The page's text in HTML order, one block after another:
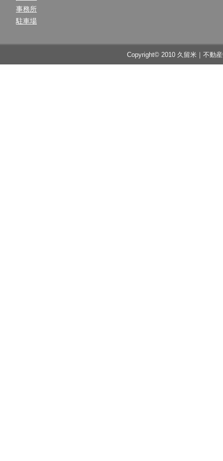
事務所
駐車場
Copyright© 2010 久留米｜不動